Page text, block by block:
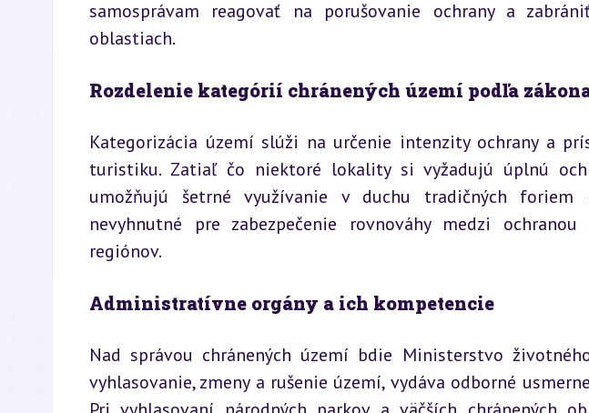
samosprávam reagovať na porušovanie ochrany a
oblastiach.
Rozdelenie kategórií chránených území podľa
Kategorizácia území slúži na určenie intenzity ochrany a
turistiku. Zatiaľ čo niektoré lokality si vyžadujú úplnú
umožňujú šetrné využívanie v duchu tradičných foriem
nevyhnutné pre zabezpečenie rovnováhy medzi
regiónov.
Administratívne orgány a ich kompetencie
Nad správou chránených území bdie Ministerstvo
vyhlasovanie, zmeny a rušenie území, vydáva odborné